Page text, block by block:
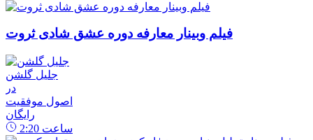
فیلم وبینار معارفه دوره عشق شادی ثروت
جلیل گلشن
در
اصول موفقیت
رایگان
2:20 ساعت